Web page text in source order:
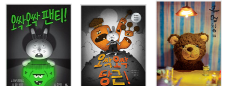
낼 수 있을까요? 칼데콧 아너상을 수상한 작가 에런 레이놀즈와 피터
브라운 콤비가 전 세계 어린이에게 선물하는 흥미진진한 이야기와 짜
릿한 재미를 만나 보세요! 두근두근 흥미진진 오싹오싹 크레용 소동
토끼 재스퍼는 학교에서 공부하는 게 즐겁지 않았어요. 미술 시간 말
고는 공부가 어렵고 힘들었죠. 그러던 어느 날, 재스퍼는 집에 가는 길
에 웬 크레용을 발견했어요. 보라색에, 새것처럼 끝이 뾰족하고, 완벽